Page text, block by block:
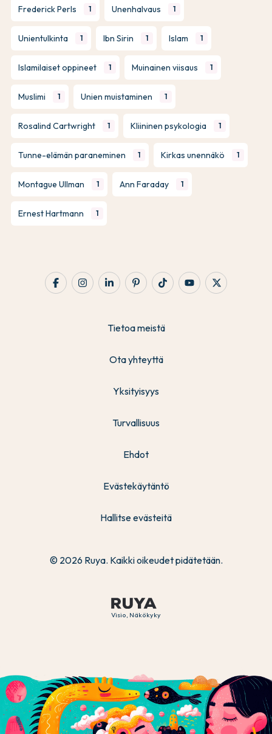
Frederick Perls 1 Unenhalvaus 1
Unientulkinta 1 Ibn Sirin 1 Islam 1
Islamilaiset oppineet 1 Muinainen viisaus 1
Muslimi 1 Unien muistaminen 1
Rosalind Cartwright 1 Kliininen psykologia 1
Tunne-elämän paraneminen 1 Kirkas unennäkö 1
Montague Ullman 1 Ann Faraday 1
Ernest Hartmann 1
Visio, Näkökyky
Tietoa meistä
Ota yhteyttä
Yksityisyys
Turvallisuus
Ehdot
Evästekäytäntö
Hallitse evästeitä
© 2026 Ruya. Kaikki oikeudet pidätetään.